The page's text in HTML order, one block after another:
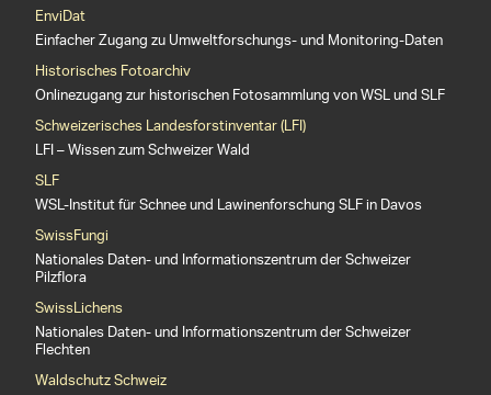
EnviDat
Einfacher Zugang zu Umweltforschungs- und Monitoring-Daten
Historisches Fotoarchiv
Onlinezugang zur historischen Fotosammlung von WSL und SLF
Schweizerisches Landesforstinventar (LFI)
LFI – Wissen zum Schweizer Wald
SLF
WSL-Institut für Schnee und Lawinenforschung SLF in Davos
SwissFungi
Nationales Daten- und Informationszentrum der Schweizer
Pilzflora
SwissLichens
Nationales Daten- und Informationszentrum der Schweizer
Flechten
Waldschutz Schweiz